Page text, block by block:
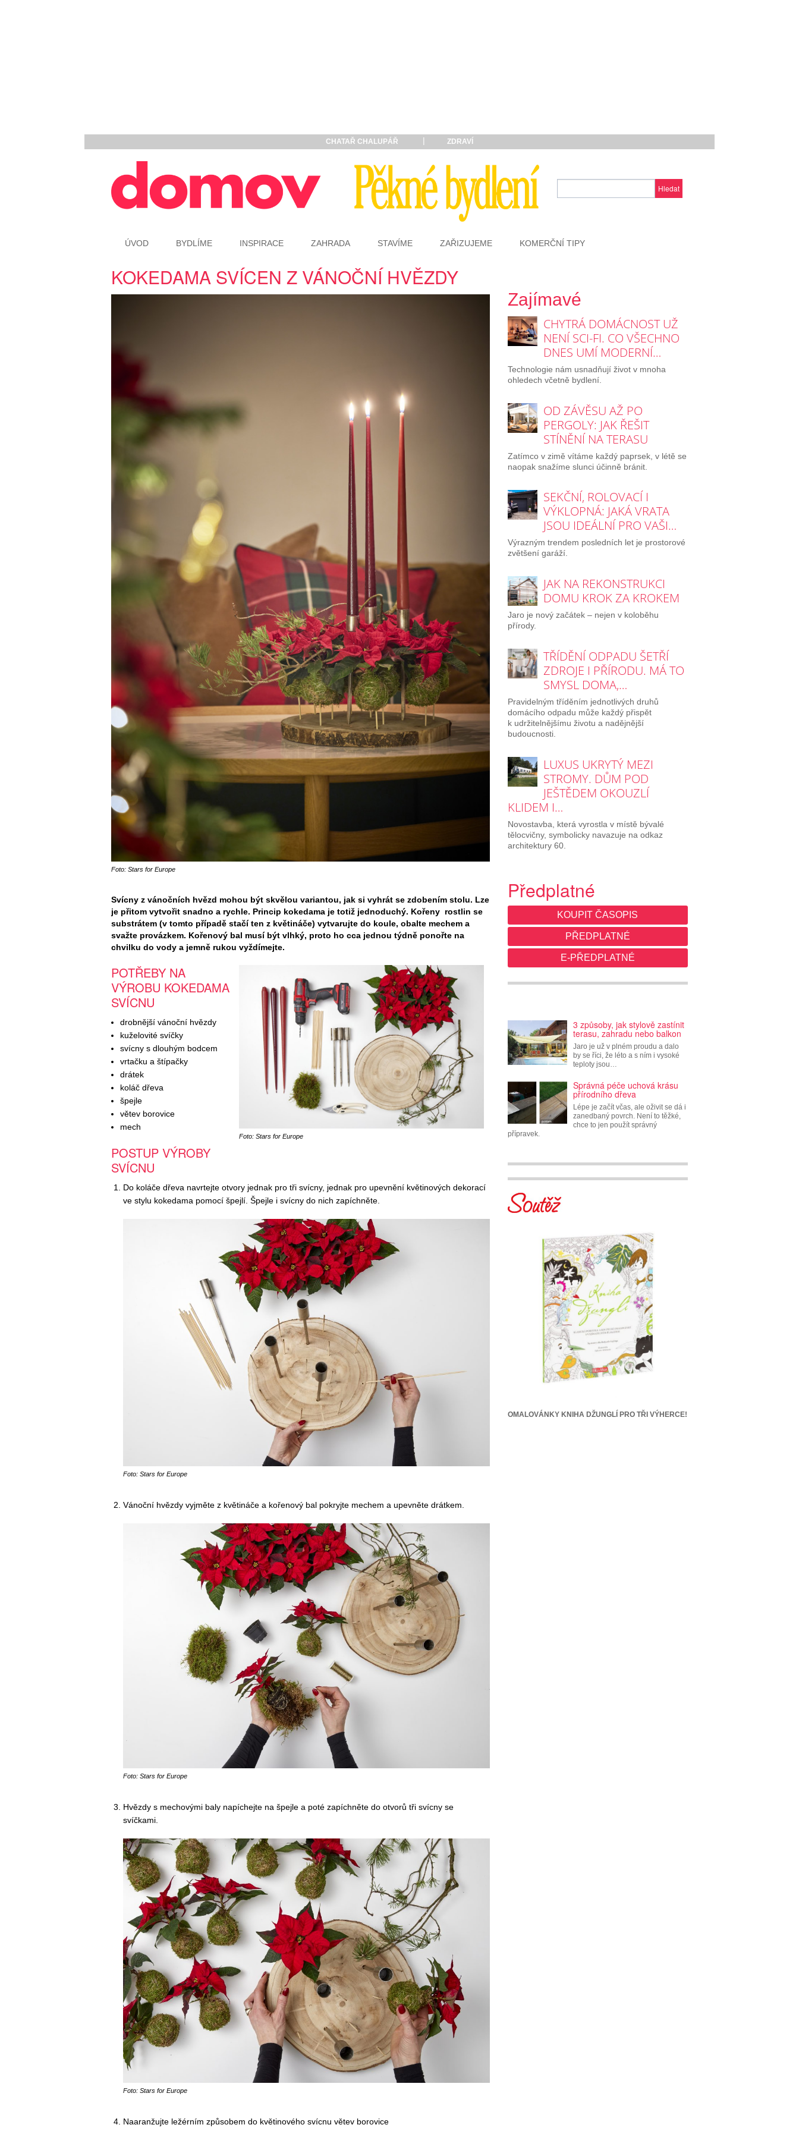
CHATAŘ CHALUPÁŘ ZDRAVÍ
Hledat
ÚVOD BYDLÍME INSPIRACE ZAHRADA STAVÍME ZAŘIZUJEME KOMERČNÍ TIPY
KOKEDAMA SVÍCEN Z VÁNOČNÍ HVĚZDY
Foto: Stars for Europe
Svícny z vánočních hvězd mohou být skvělou variantou, jak si vyhrát se zdobením stolu. Lze
je přitom vytvořit snadno a rychle. Princip kokedama je totiž jednoduchý. Kořeny rostlin se
substrátem (v tomto případě stačí ten z květináče) vytvarujte do koule, obalte mechem a
svažte provázkem. Kořenový bal musí být vlhký, proto ho cca jednou týdně ponořte na
chvilku do vody a jemně rukou vyždímejte.
Foto: Stars for Europe
POTŘEBY NA
VÝROBU KOKEDAMA
SVÍCNU
drobnější vánoční hvězdy
kuželovité svíčky
svícny s dlouhým bodcem
vrtačku a štípačky
drátek
koláč dřeva
špejle
větev borovice
mech
POSTUP VÝROBY
SVÍCNU
Do koláče dřeva navrtejte otvory jednak pro tři svícny, jednak pro upevnění květinových dekorací
ve stylu kokedama pomocí špejlí. Špejle i svícny do nich zapíchněte.
Foto: Stars for Europe
Vánoční hvězdy vyjměte z květináče a kořenový bal pokryjte mechem a upevněte drátkem.
Foto: Stars for Europe
Hvězdy s mechovými baly napíchejte na špejle a poté zapíchněte do otvorů tři svícny se
svíčkami.
Foto: Stars for Europe
Naaranžujte ležérním způsobem do květinového svícnu větev borovice
Zajímavé
CHYTRÁ DOMÁCNOST UŽ
NENÍ SCI-FI. CO VŠECHNO
DNES UMÍ MODERNÍ…
Technologie nám usnadňují život v mnoha
ohledech včetně bydlení.
OD ZÁVĚSU AŽ PO
PERGOLY: JAK ŘEŠIT
STÍNĚNÍ NA TERASU
Zatímco v zimě vítáme každý paprsek, v létě se
naopak snažíme slunci účinně bránit.
SEKČNÍ, ROLOVACÍ I
VÝKLOPNÁ: JAKÁ VRATA
JSOU IDEÁLNÍ PRO VAŠI…
Výrazným trendem posledních let je prostorové
zvětšení garáží.
JAK NA REKONSTRUKCI
DOMU KROK ZA KROKEM
Jaro je nový začátek – nejen v koloběhu
přírody.
TŘÍDĚNÍ ODPADU ŠETŘÍ
ZDROJE I PŘÍRODU. MÁ TO
SMYSL DOMA,…
Pravidelným tříděním jednotlivých druhů
domácího odpadu může každý přispět
k udržitelnějšímu životu a nadějnější
budoucnosti.
LUXUS UKRYTÝ MEZI
STROMY. DŮM POD
JEŠTĚDEM OKOUZLÍ
KLIDEM I…
Novostavba, která vyrostla v místě bývalé
tělocvičny, symbolicky navazuje na odkaz
architektury 60.
Předplatné
KOUPIT ČASOPIS
PŘEDPLATNÉ
E-PŘEDPLATNÉ
3 způsoby, jak stylově zastínit
terasu, zahradu nebo balkon
Jaro je už v plném proudu a dalo
by se říci, že léto a s ním i vysoké
teploty jsou…
Správná péče uchová krásu
přírodního dřeva
Lépe je začít včas, ale oživit se dá i
zanedbaný povrch. Není to těžké,
chce to jen použít správný
přípravek.
OMALOVÁNKY KNIHA DŽUNGLÍ PRO TŘI VÝHERCE!